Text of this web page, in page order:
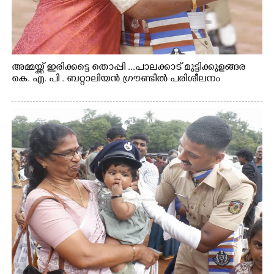
അമ്മയ്ക്ക് ഇരിക്കട്ടെ തൊപ്പി ...പാലക്കാട് മുട്ടിക്കുളങ്ങര
കെ. എ. പി . ബറ്റാലിയൻ ഗ്രൗണ്ടിൽ പരിശീലനം